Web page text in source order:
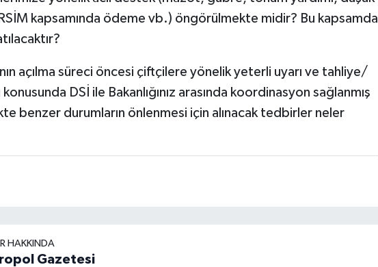
kapsamında ödeme vb.) öngörülmekte midir? Bu kapsamda
açılma süreci öncesi çiftçilere yönelik yeterli uyarı ve tahliye/
konusunda DSİ ile Bakanlığınız arasında koordinasyon sağlanmış
benzer durumların önlenmesi için alınacak tedbirler neler
HAKKINDA
Gazetesi